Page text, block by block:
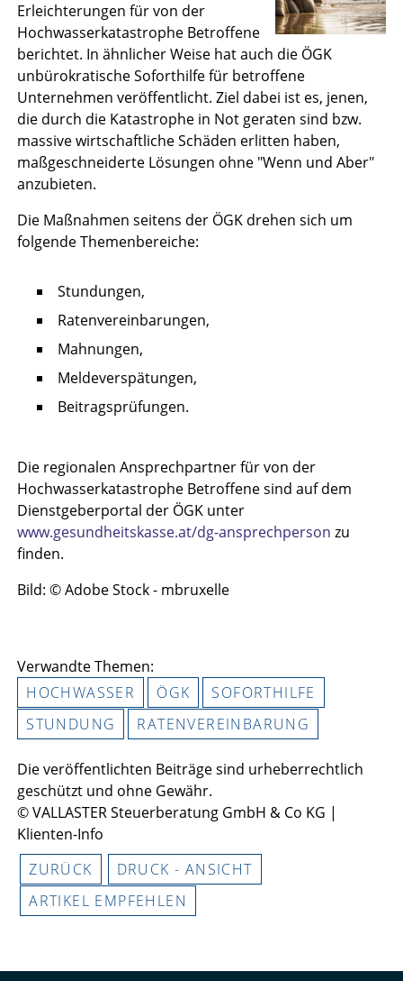
Erleichterungen für von der
Hochwasserkatastrophe Betroffene
berichtet. In ähnlicher Weise hat auch die ÖGK
unbürokratische Soforthilfe für betroffene
Unternehmen veröffentlicht. Ziel dabei ist es, jenen,
die durch die Katastrophe in Not geraten sind bzw.
massive wirtschaftliche Schäden erlitten haben,
maßgeschneiderte Lösungen ohne "Wenn und Aber"
anzubieten.
Die Maßnahmen seitens der ÖGK drehen sich um
folgende Themenbereiche:
Stundungen,
Ratenvereinbarungen,
Mahnungen,
Meldeverspätungen,
Beitragsprüfungen.
Die regionalen Ansprechpartner für von der
Hochwasserkatastrophe Betroffene sind auf dem
Dienstgeberportal der ÖGK unter
www.gesundheitskasse.at/dg-ansprechperson zu
finden.
Bild: © Adobe Stock - mbruxelle
Verwandte Themen:
HOCHWASSER
ÖGK
SOFORTHILFE
STUNDUNG
RATENVEREINBARUNG
Die veröffentlichten Beiträge sind urheberrechtlich
geschützt und ohne Gewähr.
© VALLASTER Steuerberatung GmbH & Co KG |
Klienten-Info
ZURÜCK
DRUCK - ANSICHT
ARTIKEL EMPFEHLEN